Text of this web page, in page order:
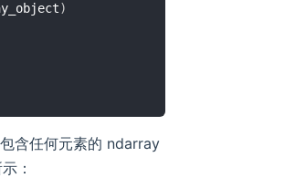
)
含任何元素的 ndarray
：